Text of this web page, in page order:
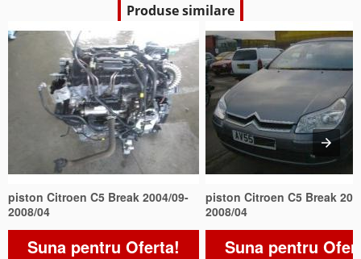
Produse similare
piston Citroen C5 Break 2004/09-
2008/04
Suna pentru Oferta!
piston Citroen C5 Break
2008/04
Suna pentru